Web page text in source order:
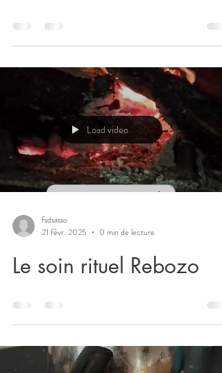
Load video
fsdsasso
21 févr. 2025
0 min de lecture
Le soin rituel Rebozo